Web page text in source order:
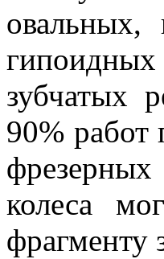
зубчатых
90% работ
колеса
фрагменту